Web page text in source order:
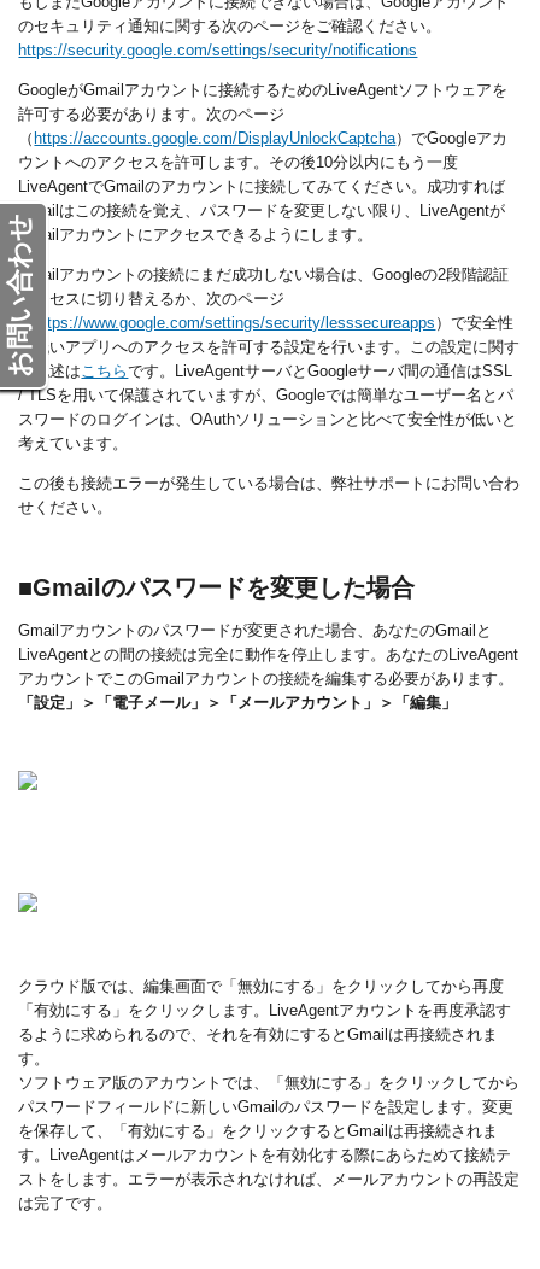
のセキュリティ通知に関する次のページをご確認ください。
https://security.google.com/settings/security/notifications
GoogleがGmailアカウントに接続するためのLiveAgentソフトウェアを
許可する必要があります。次のページ
（ https://accounts.google.com/DisplayUnlockCaptcha）でGoogleアカ
ウントへのアクセスを許可します。 その後10分以内にもう一度
LiveAgentでGmailのアカウントに接続してみてください。成功すれば
Gmailはこの接続を覚え、パスワードを変更しない限り、LiveAgentが
Gmailアカウントにアクセスできるようにします。
Gmailアカウントの接続にまだ成功しない場合は、Googleの2段階認証
プロセスに切り替えるか、次のページ
（ https://www.google.com/settings/security/lesssecureapps ）で安全性
の低いアプリへのアクセスを許可する設定を行います。 この設定に関す
る記述はこちらです。LiveAgentサーバとGoogleサーバ間の通信はSSL
/ TLSを用いて保護されていますが、Googleでは簡単なユーザー名とパ
スワードのログインは、OAuthソリューションと比べて安全性が低いと
考えています。
この後も接続エラーが発生している場合は、弊社サポートにお問い合わ
せください。
■Gmailのパスワードを変更した場合
Gmailアカウントのパスワードが変更された場合、あなたのGmailと
LiveAgentとの間の接続は完全に動作を停止します。あなたのLiveAgent
アカウントでこのGmailアカウントの接続を編集する必要があります。
「設定」＞「電子メール」＞「メールアカウント」＞「編集」
クラウド版では、編集画面で「無効にする」をクリックしてから再度
「有効にする」をクリックします。LiveAgentアカウントを再度承認す
るように求められるので、それを有効にするとGmailは再接続されま
す。
ソフトウェア版のアカウントでは、「無効にする」をクリックしてから
パスワードフィールドに新しいGmailのパスワードを設定します。変更
を保存して、「有効にする」をクリックするとGmailは再接続されま
す。LiveAgentはメールアカウントを有効化する際にあらためて接続テ
ストをします。エラーが表示されなければ、メールアカウントの再設定
は完了です。
お問い合わせ